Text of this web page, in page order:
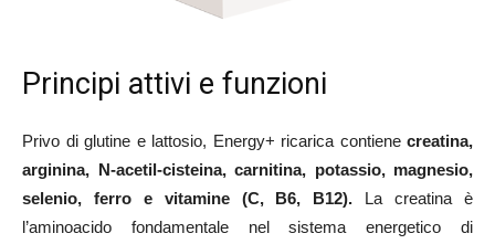
Principi attivi e funzioni
Privo di glutine e lattosio, Energy+ ricarica contiene creatina,
arginina, N-acetil-cisteina, carnitina, potassio, magnesio,
selenio, ferro e vitamine (C, B6, B12). La creatina è
l’aminoacido fondamentale nel sistema energetico di